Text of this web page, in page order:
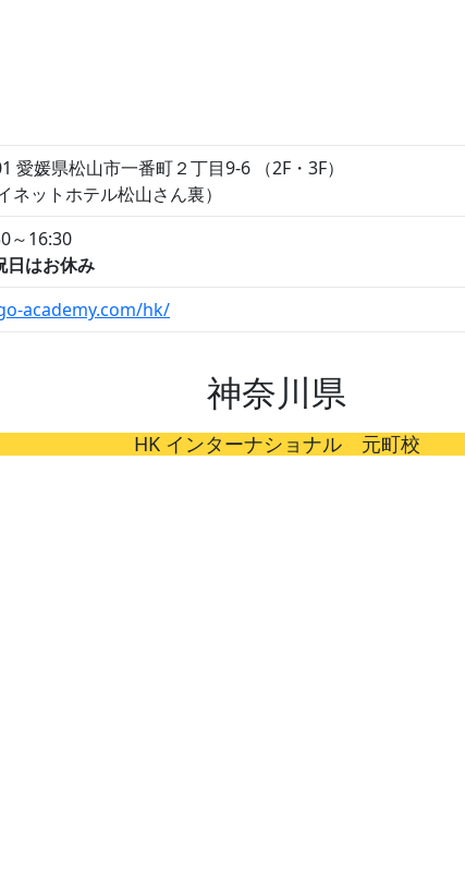
愛媛県松山市一番町２丁目9-6 （2F・3F）
ネットホテル松山さん裏）
～16:30
日はお休み
academy.com/hk/
神奈川県
HK インターナショナル 元町校